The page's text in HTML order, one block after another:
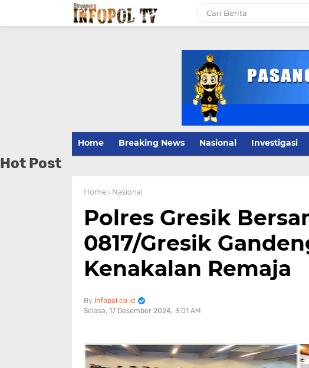
Home Breaking News Nasional Investigasi
Hot Post
Home › Nasional
Polres Gresik
0817/Gresik
Kenakalan Remaja
Infopol.co.id
Selasa, 17 Desember 2024 3:01 AM